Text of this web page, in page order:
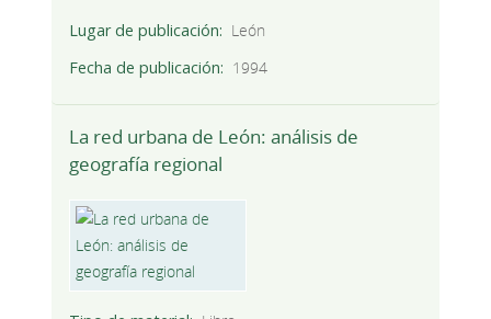
Lugar de publicación
León
Fecha de publicación
1994
La red urbana de León: análisis de
geografía regional